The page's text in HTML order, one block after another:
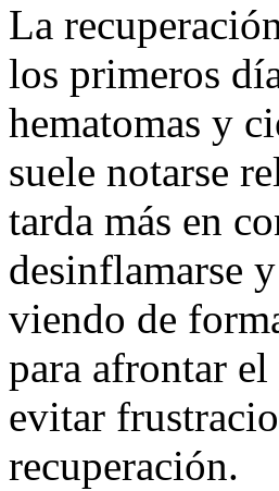
La
los primeros
hematomas y
suele notarse
tarda más en
desinflamarse
viendo de
para afrontar
evitar
recuperación.